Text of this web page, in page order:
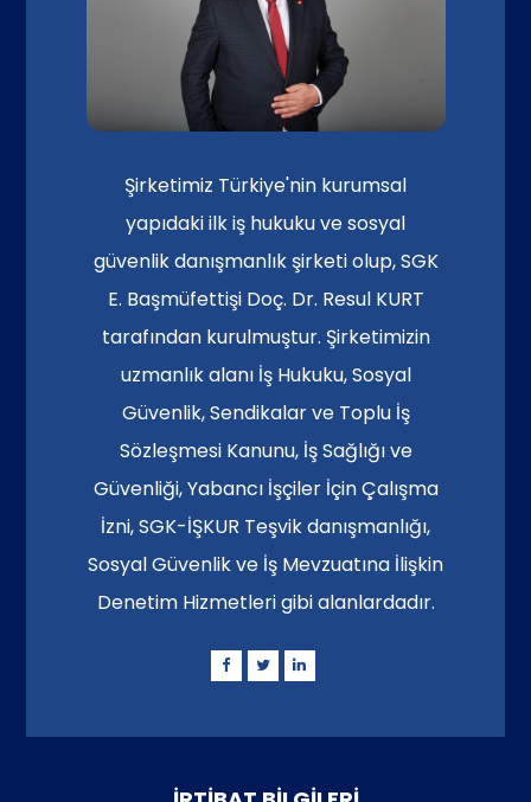
Şirketimiz Türkiye'nin kurumsal
yapıdaki ilk iş hukuku ve sosyal
güvenlik danışmanlık şirketi olup, SGK
E. Başmüfettişi Doç. Dr. Resul KURT
tarafından kurulmuştur. Şirketimizin
uzmanlık alanı İş Hukuku, Sosyal
Güvenlik, Sendikalar ve Toplu İş
Sözleşmesi Kanunu, İş Sağlığı ve
Güvenliği, Yabancı İşçiler İçin Çalışma
İzni, SGK-İŞKUR Teşvik danışmanlığı,
Sosyal Güvenlik ve İş Mevzuatına İlişkin
Denetim Hizmetleri gibi alanlardadır.